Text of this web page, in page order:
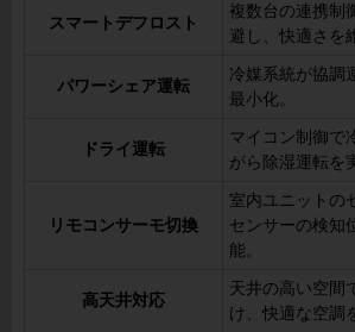
スマートデフロスト
複数台の連携制
避し、快適さを
パワーシェア運転
冷媒系統が協調
最小化。
ドライ運転
マイコン制御で
がら除湿運転を
リモコンサーモ切換
室内ユニットの
センサーの検知
能。
高天井対応
天井の高い空間
け、快適な空調